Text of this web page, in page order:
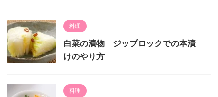
料理
白菜の漬物 ジップロックでの本漬
けのやり方
料理